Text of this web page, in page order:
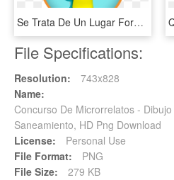
Se Trata De Un Lugar Formado Por Grandes Burbujas Rodeadas - Zoe Chromville, HD Png Download
File Specifications:
Resolution:
743x828
Name:
Concurso De Microrrelatos -
Saneamiento, HD Png Download
License:
Personal Use
File Format:
PNG
File Size:
279 KB